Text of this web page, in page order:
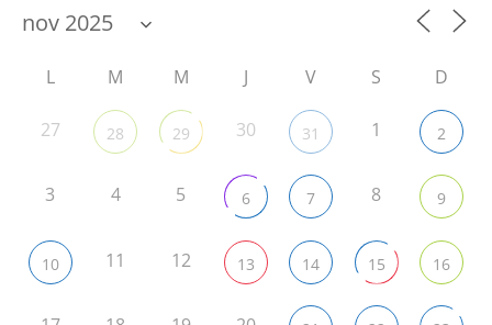
L M M J V S D
27 28 29 30 31 1 2
3 4 5 6 7 8 9
10 11 12 13 14 15 16